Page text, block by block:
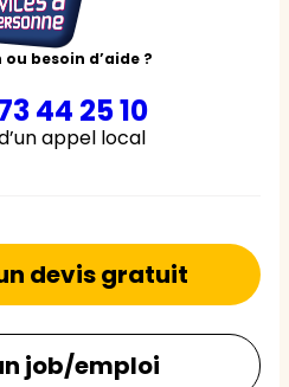
besoin d’aide ?
44 25 10
appel local
devis gratuit
job/emploi